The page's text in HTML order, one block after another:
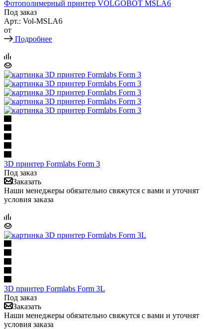
Фотополимерный принтер VOLGOBOT MSLA6
Под заказ
Арт.: Vol-MSLA6
от
Подробнее
3D принтер Formlabs Form 3
Под заказ
Заказать
Наши менеджеры обязательно свяжутся с вами и уточнят
условия заказа
3D принтер Formlabs Form 3L
Под заказ
Заказать
Наши менеджеры обязательно свяжутся с вами и уточнят
условия заказа